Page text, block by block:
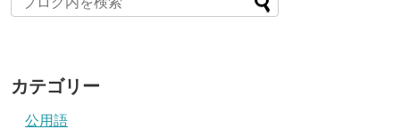
カテゴリー
公用語